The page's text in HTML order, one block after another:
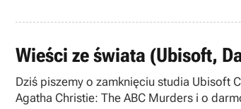
Wieści ze świata (Ubisoft,
Dziś piszemy o zamknięciu studia Ubisoft
Agatha Christie: The ABC Murders i o